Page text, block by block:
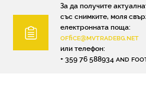
За да получите
със снимките, моля
електронната поща:
office@mvtradebg.net
или телефон:
+ 359 76 588934 and